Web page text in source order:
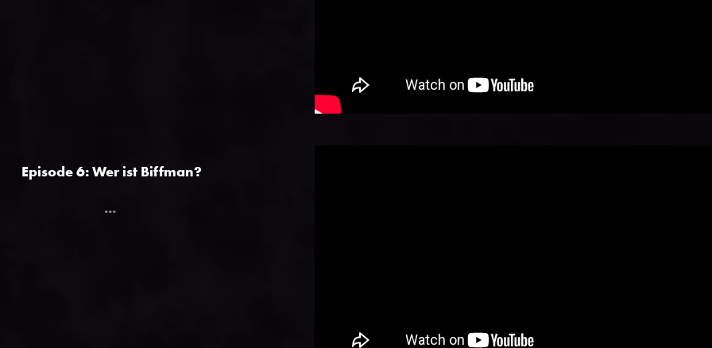
Episode 6: Wer ist Biffman?
...